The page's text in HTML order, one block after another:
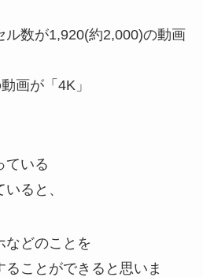
ル数が1,920(約2,000)の動画
画が「4K」
ている
ると、
などのことを
ことができると思いま